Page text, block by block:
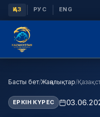
ҚАЗ РУС ENG
Басты бет/Жаңалықтар/
ЕРКІН КҮРЕС